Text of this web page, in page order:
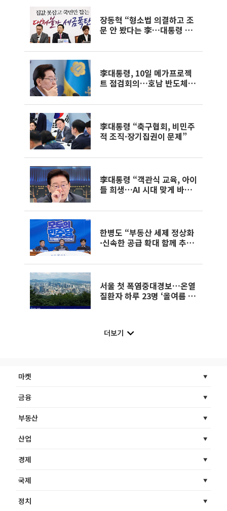
장동혁 “형소법 의결하고 조
문 안 봤다는 李…대통령 맞
李대통령, 10일 메가프로젝
트 점검회의…호남 반도체
李대통령 “축구협회, 비민주
적 조직·장기집권이 문제”
李대통령 “객관식 교육, 아이
들 희생…AI 시대 맞게 바꿔
한병도 “부동산 세제 정상화
·신속한 공급 확대 함께 추
서울 첫 폭염중대경보…온열
질환자 하루 23명 ‘올여름 최
더보기
마켓
금융
부동산
산업
경제
국제
정치